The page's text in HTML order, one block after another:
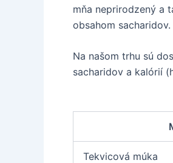
mňa neprirodzený a
obsahom
Na našom trhu sú
sacharidov a kalórií
Tekvicová múka